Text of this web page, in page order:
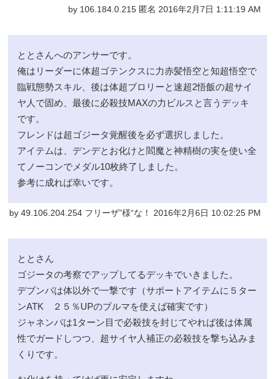
by 106.184.0.215 匿名 2016年2月7日 1:11:19 AM
ととさんへのアンサーです。
俺はリーダーに体超ゴテンクスに力赤髪悟空と知超悟空で
臨戦態勢スキル、後は体超ブロリーと速超2悟飯の超サイ
ヤ人で固め、最後に必殺技MAXの力ビルスと言うデッキ
です。
フレンドは超ゴジータ覚醒後を必ず選択しました。
アイテムは、デンデとお化けと閻魔と神精樹の実を使い全
てノーコンでメダル10枚終了しました。
参考に成れば幸いです。
by 49.106.204.254 フリーザ”様“な！ 2016年2月6日 10:02:25 PM
ととさん
ゴジータの考察でアップしてるデッキでいきました。
デブンバは体以外で一撃です（サポートアイテムに５ター
ンATK ２５％UPのブルマを使えば確実です）
ジャネンバは1ターン目で必殺技を封じてやれば後は体属
性でガードしつつ、超サイヤ人補正の必殺技を撃ち込みま
くりです。